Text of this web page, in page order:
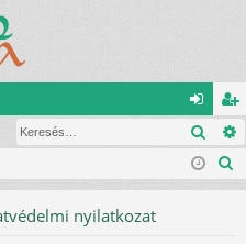
el
ép
eg
is
nyilatkozat